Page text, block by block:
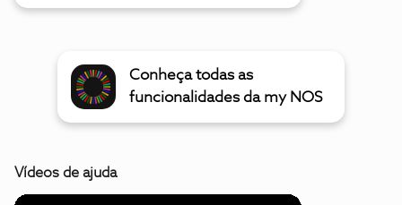
Conheça todas as
funcionalidades da my NOS
Vídeos de ajuda